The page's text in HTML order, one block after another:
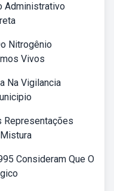
Administrativo
Nitrogênio
Vivos
Na Vigilancia
Representações
Consideram Que O